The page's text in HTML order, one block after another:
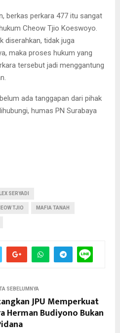
berkas perkara 477 itu sangat
Cheow Tjio Koeswoyo.
diserahkan, tidak juga
maka proses hukum yang
tersebut jadi menggantung
ada tanggapan dari pihak
humas PN Surabaya
SERYADI
TJIO MAFIA TANAH
SEBELUMNYA
JPU Memperkuat
Herman Budiyono Bukan